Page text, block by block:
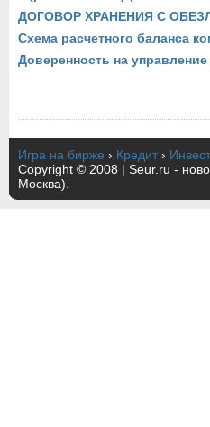
ДОГОВОР ХРАНЕНИЯ С
Схема расчетного баланса
Доверенность на
Игра на бирже › Кредит ›
Copyright © 2008 | Seur.ru -
Москва).